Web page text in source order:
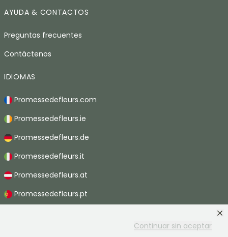
Continuar sin aceptar
AYUDA & CONTACTOS
Preguntas frecuentes
Contáctenos
IDIOMAS
Promessedefleurs.com
Promessedefleurs.ie
Promessedefleurs.de
Promessedefleurs.it
Promessedefleurs.at
Promessedefleurs.pt